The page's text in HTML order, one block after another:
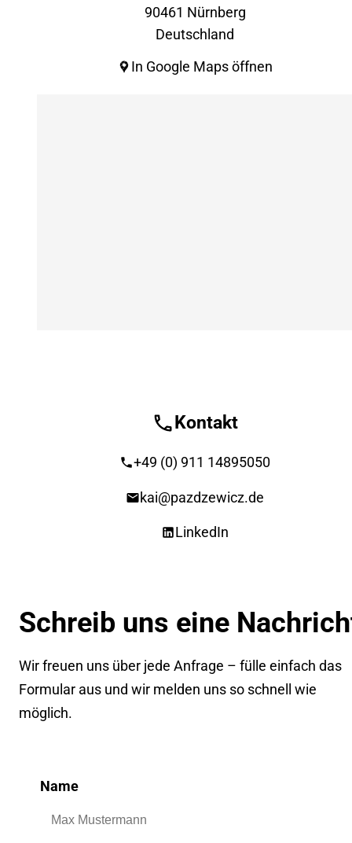
90461 Nürnberg
Deutschland
In Google Maps öffnen
Kontakt
+49 (0) 911 14895050
kai@pazdzewicz.de
LinkedIn
Schreib uns eine
Wir freuen uns über jede Anfrage – fülle einfach das
Formular aus und wir melden uns so schnell wie
möglich.
Name